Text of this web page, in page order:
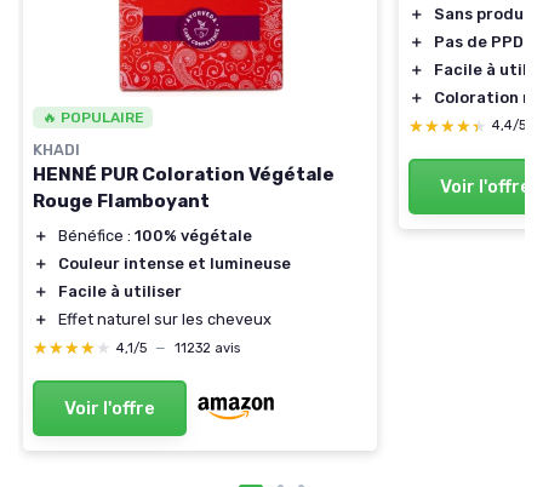
🔥 POPULAIRE
KHADI
HENNÉ PUR Coloration Végétale
Rouge Flamboyant
＋ Bénéfice : 100% végétale
＋
Couleur intense et lumineuse
＋
Facile à utiliser
＋
Effet naturel sur les cheveux
★★★★★
★★★★★ 4,1/5 — 11232 avis
Voir l'offre
＋
Sans
＋
Pas de PPD
＋
Facile à
＋
Coloration
★★★★★
★★★★★ 4,4/5
Voir l'offre